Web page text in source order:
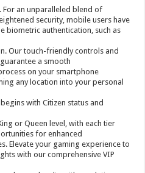
For an unparalleled blend of
security, mobile users have
biometric authentication, such as
Our touch-friendly controls and
a smooth
on your smartphone
any location into your personal
with Citizen status and
or Queen level, with each tier
for enhanced
Elevate your gaming experience to
with our comprehensive VIP